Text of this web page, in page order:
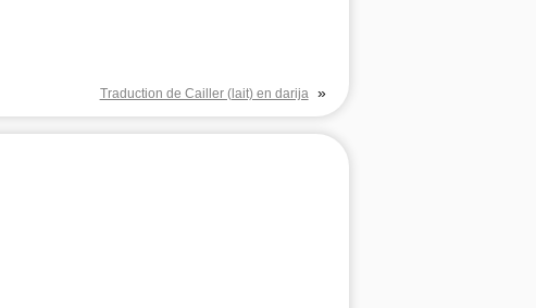
Traduction de Cailler (lait) en darija »